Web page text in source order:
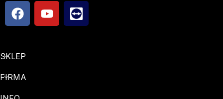
SKLEP
FIRMA